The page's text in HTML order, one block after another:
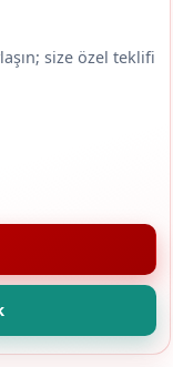
size özel teklifi